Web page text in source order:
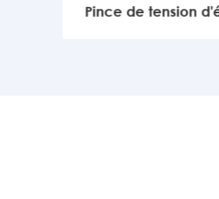
Pince de tension